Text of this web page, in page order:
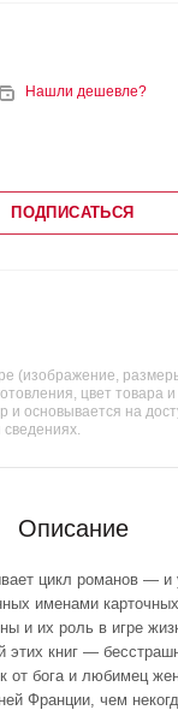
Нашли дешевле?
ПОДПИСАТЬСЯ
(изображение,
цвет товара и
и основывается на
Описание
цикл романов — и
именами
и их роль в игре
этих книг —
от бога и любимец
Франции, чем